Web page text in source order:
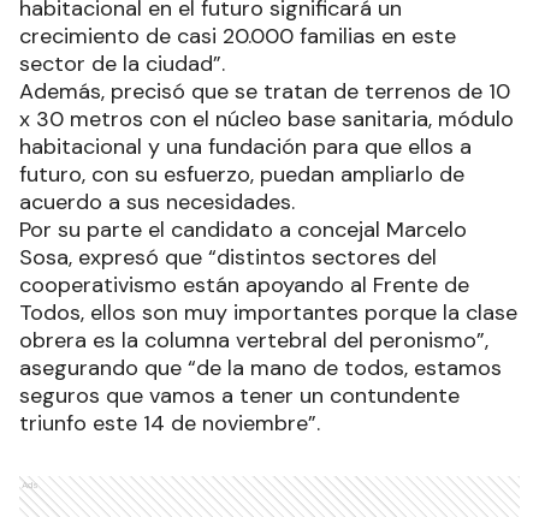
habitacional en el futuro significará un
crecimiento de casi 20.000 familias en este
sector de la ciudad”.
Además, precisó que se tratan de terrenos de 10
x 30 metros con el núcleo base sanitaria, módulo
habitacional y una fundación para que ellos a
futuro, con su esfuerzo, puedan ampliarlo de
acuerdo a sus necesidades.
Por su parte el candidato a concejal Marcelo
Sosa, expresó que “distintos sectores del
cooperativismo están apoyando al Frente de
Todos, ellos son muy importantes porque la clase
obrera es la columna vertebral del peronismo”,
asegurando que “de la mano de todos, estamos
seguros que vamos a tener un contundente
triunfo este 14 de noviembre”.
Ads